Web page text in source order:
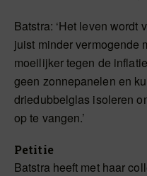
Batstra: ‘Het leven wordt
juist minder vermogende
moeilijker tegen de
geen zonnepanelen en
driedubbelglas isoleren
op te vangen.’
Petitie
Batstra heeft met haar